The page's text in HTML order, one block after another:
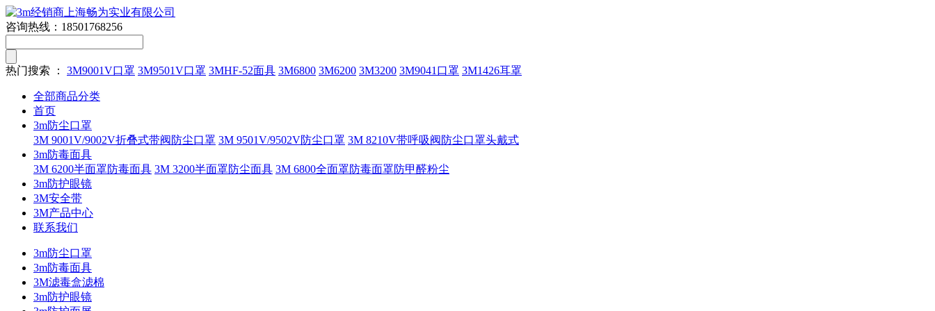
咨询热线： 18501768256
热门搜索 ： 3M9001V口罩 3M9501V口罩 3MHF-52面具 3M6800 3M6200 3M3200 3M9041口罩 3M1426耳罩
全部商品分类
首页
3m防尘口罩
3M 9001V/9002V折叠式带阀防尘口罩 3M 9501V/9502V防尘口罩 3M 8210V带呼吸阀防尘口罩头戴式
3m防毒面具
3M 6200半面罩防毒面具 3M 3200半面罩防尘面具 3M 6800全面罩防毒面罩防甲醛粉尘
3m防护眼镜
3M安全带
3M产品中心
联系我们
3m防尘口罩
3m防毒面具
3M滤毒盒滤棉
3m防护眼镜